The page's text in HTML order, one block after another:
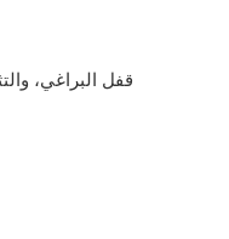
قفل البراغي،